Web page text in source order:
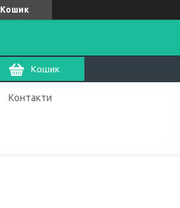
Кошик
Кошик
Контакти